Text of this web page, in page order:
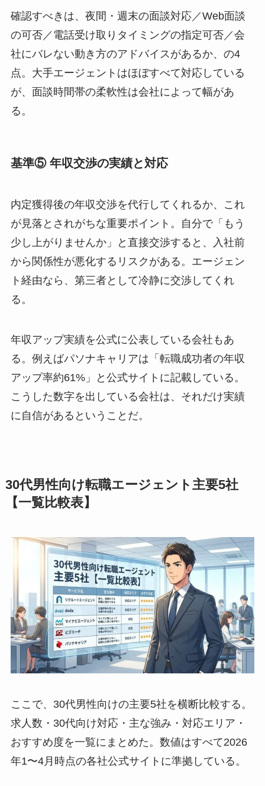
確認すべきは、夜間・週末の面談対応／Web面談
の可否／電話受け取りタイミングの指定可否／会
社にバレない動き方のアドバイスがあるか、の4
点。大手エージェントはほぼすべて対応している
が、面談時間帯の柔軟性は会社によって幅があ
る。
基準⑤ 年収交渉の実績と対応
内定獲得後の年収交渉を代行してくれるか、これ
が見落とされがちな重要ポイント。自分で「もう
少し上がりませんか」と直接交渉すると、入社前
から関係性が悪化するリスクがある。エージェン
ト経由なら、第三者として冷静に交渉してくれ
る。
年収アップ実績を公式に公表している会社もあ
る。例えばパソナキャリアは「転職成功者の年収
アップ率約61%」と公式サイトに記載している。
こうした数字を出している会社は、それだけ実績
に自信があるということだ。
30代男性向け転職エージェント主要5社
【一覧比較表】
ここで、30代男性向けの主要5社を横断比較する。
求人数・30代向け対応・主な強み・対応エリア・
おすすめ度を一覧にまとめた。数値はすべて2026
年1〜4月時点の各社公式サイトに準拠している。